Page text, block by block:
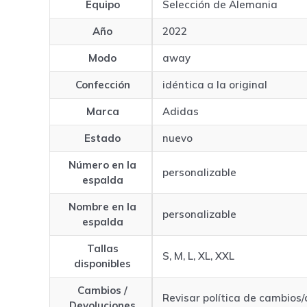
Equipo Selección de Alemania
Año 2022
Modo away
Confección idéntica a la original
Marca Adidas
Estado nuevo
Número en la
espalda
personalizable
Nombre en la
espalda
personalizable
Tallas
disponibles
S, M, L, XL, XXL
Cambios /
Revisar política de